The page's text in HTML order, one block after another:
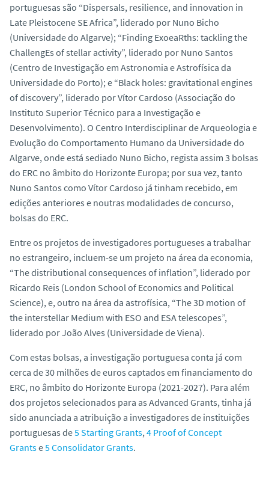
portuguesas são “Dispersals, resilience, and innovation in
Late Pleistocene SE Africa”, liderado por Nuno Bicho
(Universidade do Algarve); “Finding ExoeaRths: tackling the
ChallengEs of stellar activity”, liderado por Nuno Santos
(Centro de Investigação em Astronomia e Astrofísica da
Universidade do Porto); e “Black holes: gravitational engines
of discovery”, liderado por Vítor Cardoso (Associação do
Instituto Superior Técnico para a Investigação e
Desenvolvimento). O Centro Interdisciplinar de Arqueologia e
Evolução do Comportamento Humano da Universidade do
Algarve, onde está sediado Nuno Bicho, regista assim 3 bolsas
do ERC no âmbito do Horizonte Europa; por sua vez, tanto
Nuno Santos como Vítor Cardoso já tinham recebido, em
edições anteriores e noutras modalidades de concurso,
bolsas do ERC.
Entre os projetos de investigadores portugueses a trabalhar
no estrangeiro, incluem-se um projeto na área da economia,
“The distributional consequences of inflation”, liderado por
Ricardo Reis (London School of Economics and Political
Science), e, outro na área da astrofísica, “The 3D motion of
the interstellar Medium with ESO and ESA telescopes”,
liderado por João Alves (Universidade de Viena).
Com estas bolsas, a investigação portuguesa conta já com
cerca de 30 milhões de euros captados em financiamento do
ERC, no âmbito do Horizonte Europa (2021-2027). Para além
dos projetos selecionados para as Advanced Grants, tinha já
sido anunciada a atribuição a investigadores de instituições
portuguesas de5 Starting Grants, 4 Proof of Concept
Grantse5 Consolidator Grants.